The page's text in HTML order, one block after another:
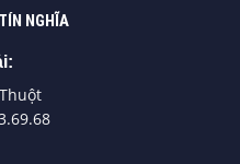
NGHĨA